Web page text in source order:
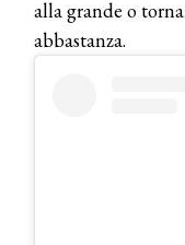
alla grande o
abbastanza.